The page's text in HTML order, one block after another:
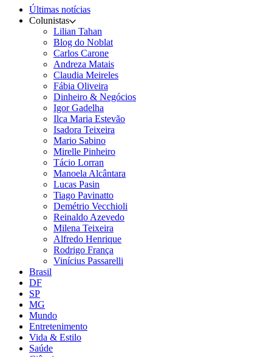
Últimas notícias
Colunistas
Lilian Tahan
Blog do Noblat
Carlos Carone
Andreza Matais
Claudia Meireles
Fábia Oliveira
Dinheiro & Negócios
Igor Gadelha
Ilca Maria Estevão
Isadora Teixeira
Mario Sabino
Mirelle Pinheiro
Tácio Lorran
Manoela Alcântara
Lucas Pasin
Tiago Pavinatto
Demétrio Vecchioli
Reinaldo Azevedo
Milena Teixeira
Alfredo Henrique
Rodrigo França
Vinícius Passarelli
Brasil
DF
SP
MG
Mundo
Entretenimento
Vida & Estilo
Saúde